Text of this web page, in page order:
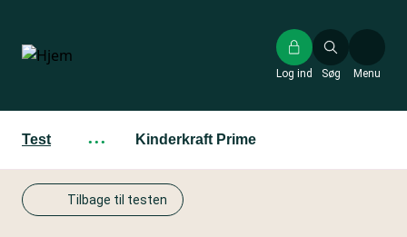
hovedindhold
Søg
Log ind Menu
Test ··· Kinderkraft Prime
Tilbage til testen